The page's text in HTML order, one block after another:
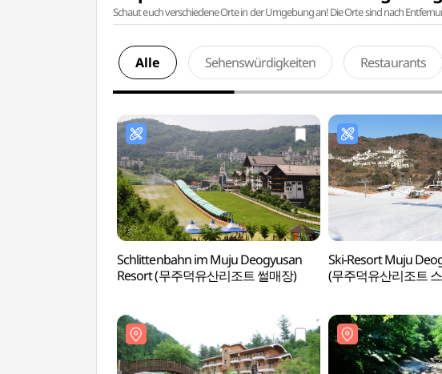
Schaut euch verschiedene Orte in der Umgebung an! Die Orte sind nach
Alle Sehenswürdigkeiten Restaurants
Schlittenbahn im Muju Deogyusan
Resort (무주덕유산리조트 썰매장)
Ski-Resort Muju
(무주덕유산리조트